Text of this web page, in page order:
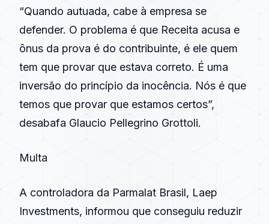
“Quando autuada, cabe à empresa se
defender. O problema é que Receita acusa e
ônus da prova é do contribuinte, é ele quem
tem que provar que estava correto. É uma
inversão do princípio da inocência. Nós é que
temos que provar que estamos certos”,
desabafa Glaucio Pellegrino Grottoli.
Multa
A controladora da Parmalat Brasil, Laep
Investments, informou que conseguiu reduzir